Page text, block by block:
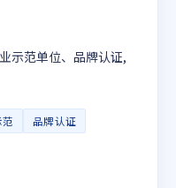
示范单位、品牌认证,
品牌认证